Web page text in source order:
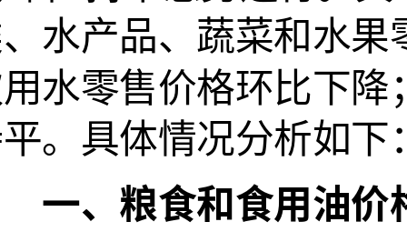
水产品、蔬菜和水
水零售价格环比下
。具体情况分析如下
粮食和食用油价